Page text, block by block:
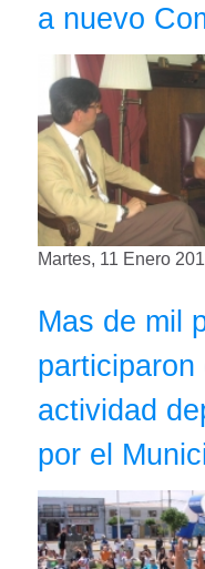
a nuevo
Martes, 11 Enero
Mas de mil
actividad
por el